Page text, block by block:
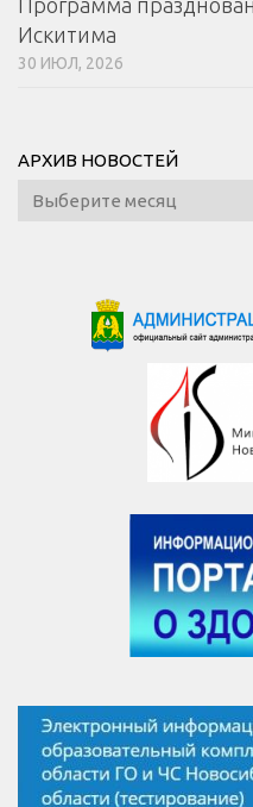
Искитима
30 ИЮЛ, 2026
АРХИВ НОВОСТЕЙ
Архив
новостей